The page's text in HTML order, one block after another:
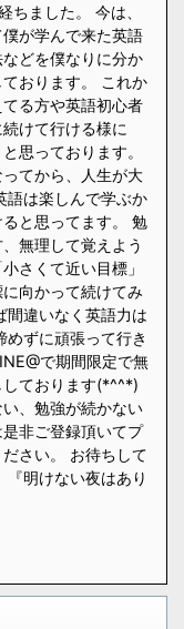
ちました。 今は、
が学んで来た英語
どを僕なりに分か
おります。 これか
る方や英語初心者
けて行ける様に
思っております。
てから、人生が大
語は楽しんで学ぶか
と思ってます。 勉
無理して覚えよう
さくて近い目標」
向かって続けてみ
間違いなく英語力は
めずに頑張って行き
で期間限定で無
ております(*^^*)
、勉強が続かない
非ご登録頂いてプ
さい。 お待ちして
明けない夜はあり